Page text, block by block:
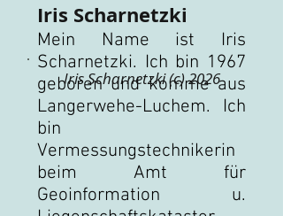
Iris Scharnetzki
Mein Name ist Iris
Scharnetzki. Ich bin 1967
geboren und komme aus
Langerwehe-Luchem. Ich
bin
Vermessungstechnikerin
beim Amt für
Geoinformation u.
Iris Scharnetzki (c) 2026